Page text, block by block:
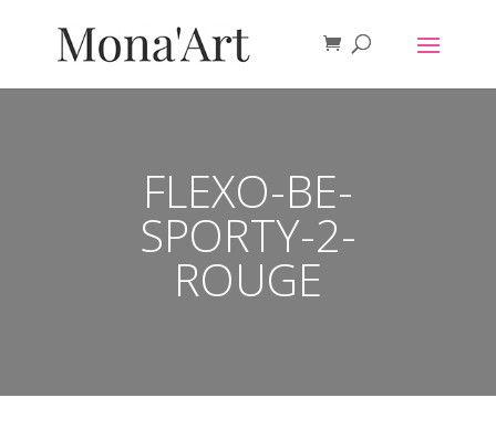
FLEXO-BE-
SPORTY-2-
ROUGE